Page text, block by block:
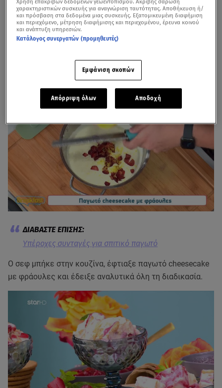
Μπορεί ο Σεπτέμβριος να έχει μπει αλλά ο καλός
καιρός μας κάνει να λαχταράμε ακόμα ένα νόστιμο και
λαχταριστό παγωτό. Γι' αυτό και εμείς ψάξαμε και
που είχε φτιάξει παλαιότερα ο Σταύρος Βαρθαλίτης
Breakfast@Star.
Υπέροχες συνταγές για σπιτικό παγωτό
Ο σεφ μπήκε στην κουζίνα, έφτιαξε παγωτό cheesecake
με φράουλες και έδειξε αναλυτικά όλη τη διαδικασία.
χαρακτηριστικών συσκευής για αναγνώριση ταυτότητας. Αποθήκευση ή/
και πρόσβαση στα δεδομένα μιας συσκευής. Εξατομικευμένη διαφήμιση
και περιεχόμενο, μέτρηση διαφήμισης και περιεχομένου, έρευνα κοινού
και ανάπτυξη υπηρεσιών.
Κατάλογος συνεργατών (προμηθευτές)
Εμφάνιση σκοπών
Απόρριψη όλων Αποδοχή